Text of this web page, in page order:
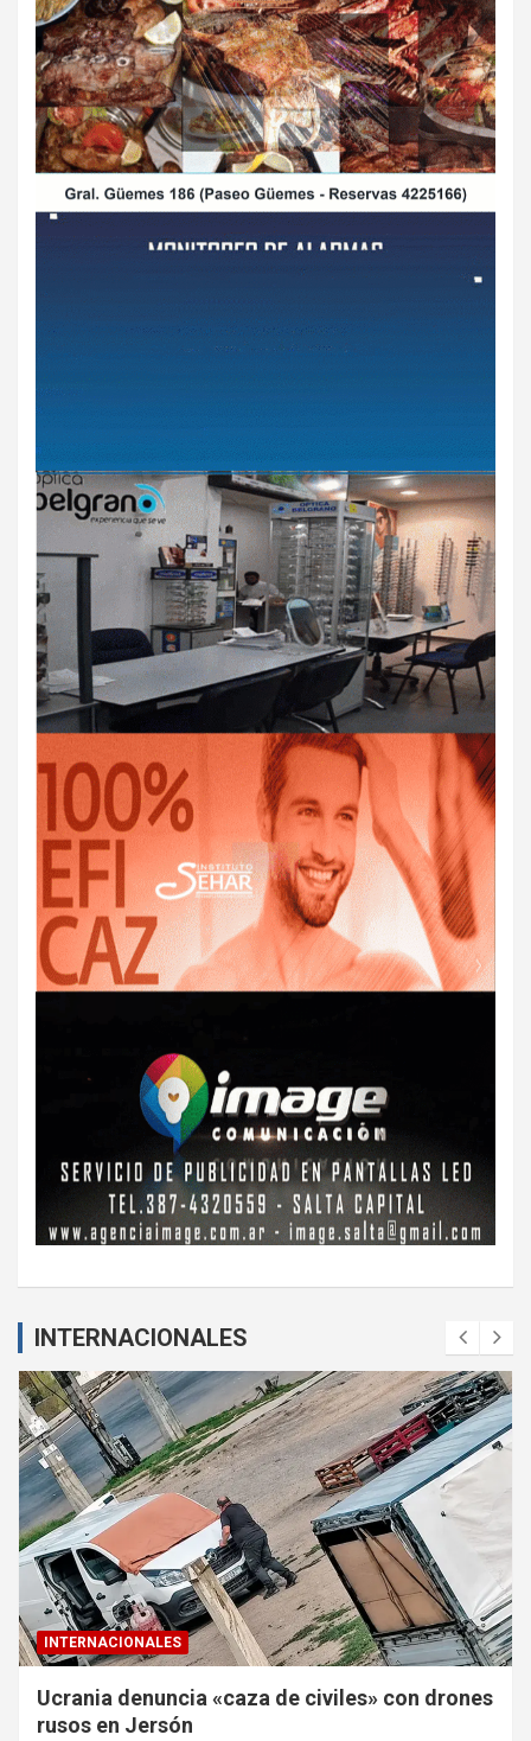
INTERNACIONALES
INTERNACIONALES
Ucrania denuncia «caza de civiles» con drones
rusos en Jersón